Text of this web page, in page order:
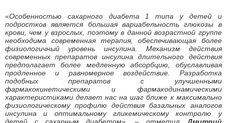
«Особенностью сахарного диабета 1 типа у детей и
подростков является большая вариабельность глюкозы в
крови, чем у взрослых, поэтому в данной возрастной группе
необходима современная терапия, обеспечивающая более
физиологичный уровень инсулина. Механизм действия
современных препаратов инсулина длительного действия
предполагает более медленную абсорбцию, обуславливая
продленное и равномерное воздействие. Разработка
подобных препаратов с улучшенными
фармакокинетическими и фармакодинамическими
характеристиками делает нас на шаг ближе к максимально
физиологическому профилю действия базальных аналогов
инсулина и оптимальному гликемическому контролю у